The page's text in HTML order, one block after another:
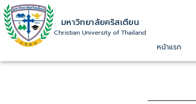
มหาวิทยาลัยคริสเตียน
Christian University of Thailand
หน้าแรก